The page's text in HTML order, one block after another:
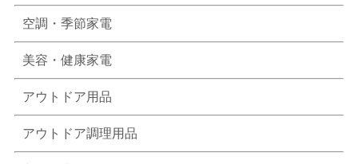
空調・季節家電
美容・健康家電
アウトドア用品
アウトドア調理用品